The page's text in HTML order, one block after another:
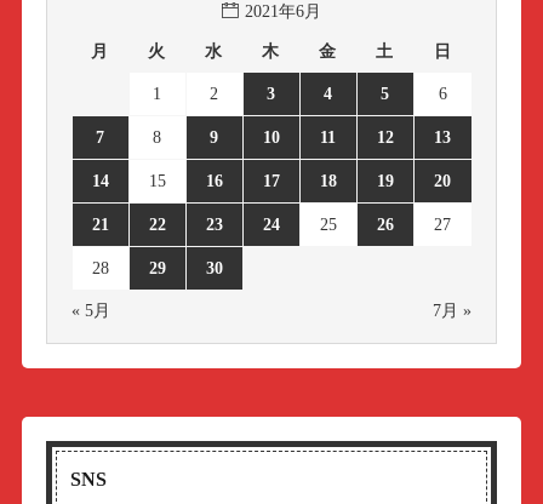
2021年6月
月 火 水 木 金 土 日
1 2 3 4 5 6
7 8 9 10 11 12 13
14 15 16 17 18 19 20
21 22 23 24 25 26 27
28 29 30
« 5月 7月 »
SNS